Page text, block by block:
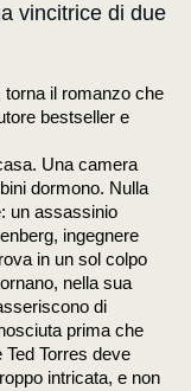
vincitrice di due
torna il romanzo che
bestseller e
Una camera
dormono. Nulla
un assassinio
ingegnere
in un sol colpo
nella sua
di
prima che
Torres deve
intricata, e non